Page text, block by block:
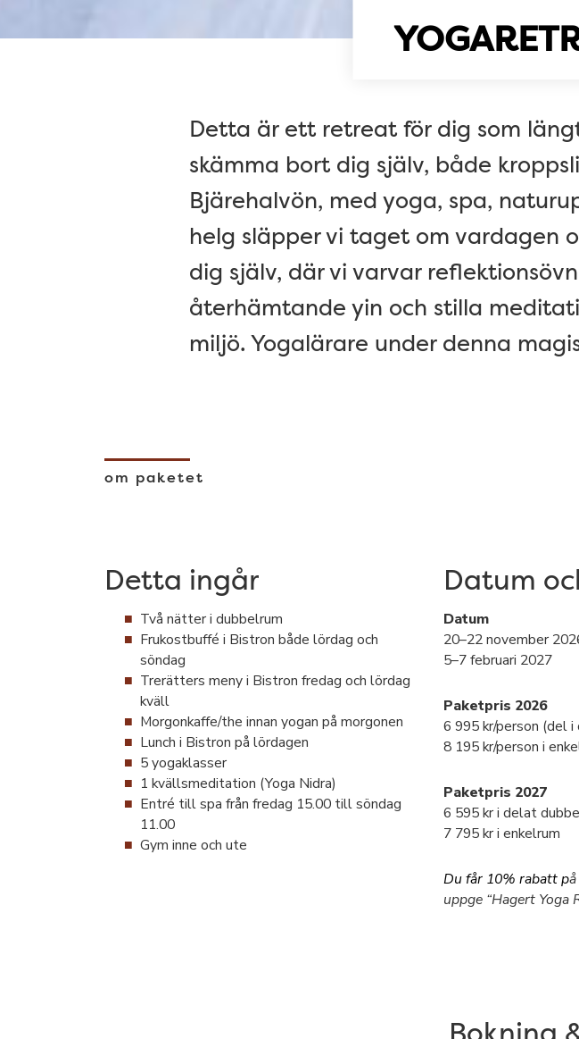
Detta är ett retreat för dig som
skämma bort dig själv, både
Bjärehalvön, med yoga, spa,
helg släpper vi taget om vardagen
dig själv, där vi varvar
återhämtande yin och stilla
miljö. Yogalärare under denna
om paketet
Detta ingår
Två nätter i dubbelrum
Frukostbuffé i Bistron både lördag och
söndag
Trerätters meny i Bistron fredag och lördag
kväll
Morgonkaffe/the innan yogan på morgonen
Lunch i Bistron på lördagen
5 yogaklasser
1 kvällsmeditation (Yoga Nidra)
Entré till spa från fredag 15.00 till söndag
11.00
Gym inne och ute
Datum
Datum
20–22 november
5–7 februari 2027
Paketpris 2026
6 995 kr/person (del i
8 195 kr/person i
Paketpris 2027
6 595 kr i delat
7 795 kr i enkelrum
Du får 10% rabatt p
uppge “Hagert Yoga